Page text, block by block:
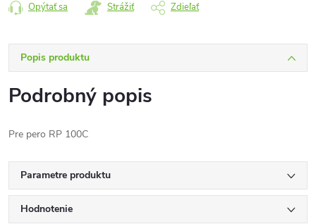
Opýtať sa Strážiť Zdieľať
Popis produktu
Podrobný popis
Pre pero RP 100C
Parametre produktu
Hodnotenie